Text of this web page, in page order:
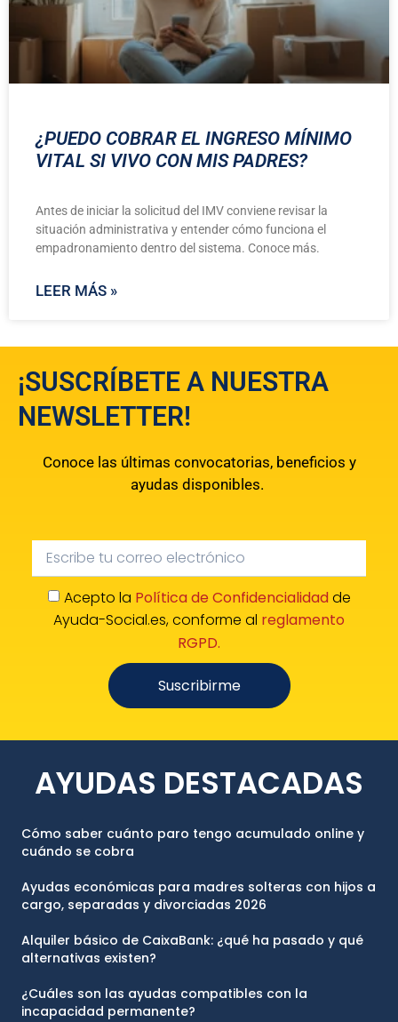
¿PUEDO COBRAR EL INGRESO MÍNIMO
VITAL SI VIVO CON MIS PADRES?
Antes de iniciar la solicitud del IMV conviene revisar la
situación administrativa y entender cómo funciona el
empadronamiento dentro del sistema. Conoce más.
LEER MÁS »
¡SUSCRÍBETE A NUESTRA
NEWSLETTER!
Conoce las últimas convocatorias, beneficios y
ayudas disponibles.
Acepto la Política de Confidencialidadde
Ayuda-Social.es, conforme al reglamento
RGPD.
Suscribirme
Cómo saber cuánto paro tengo acumulado online y
cuándo se cobra
Ayudas económicas para madres solteras con hijos a
cargo, separadas y divorciadas 2026
Alquiler básico de CaixaBank: ¿qué ha pasado y qué
alternativas existen?
¿Cuáles son las ayudas compatibles con la
incapacidad permanente?
AYUDAS DESTACADAS